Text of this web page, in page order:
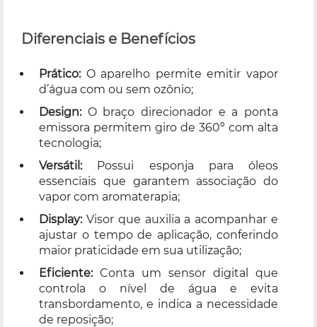
Diferenciais e Benefícios
Prático:O aparelho permite emitir vapor
d’água com ou sem ozônio;
Design:O braço direcionador e a ponta
emissora permitem giro de 360º com alta
tecnologia;
Versátil:Possui esponja para óleos
essenciais que garantem associação do
vapor com aromaterapia;
Display:Visor que auxilia a acompanhar e
ajustar o tempo de aplicação, conferindo
maior praticidade em sua utilização;
Eficiente:Conta um sensor digital que
controla o nível de água e evita
transbordamento, e indica a necessidade
de reposição;